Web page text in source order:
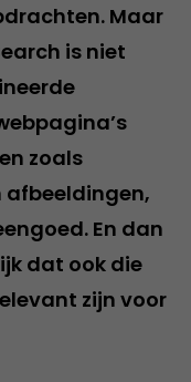
Maar
is niet
zoals
afbeeldingen,
En dan
dat ook die
zijn voor